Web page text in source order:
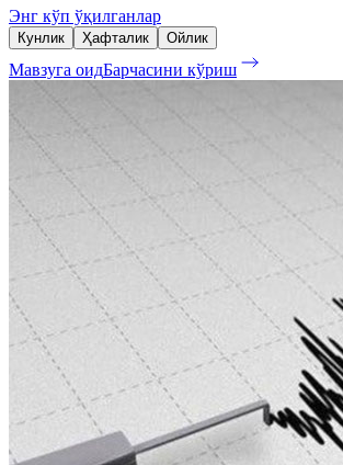
Энг кўп ўқилганлар
Кунлик Ҳафталик Ойлик
Мавзуга оидБарчасини кўриш